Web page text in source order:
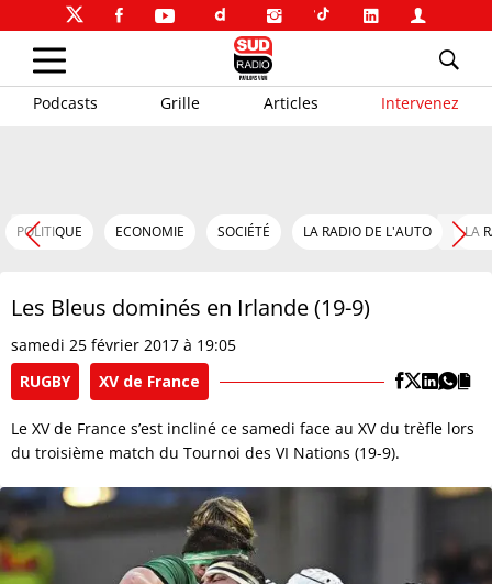
Podcasts Grille Articles Intervenez
POLITIQUE ECONOMIE SOCIÉTÉ LA RADIO DE L'AUTO LA
Les Bleus dominés en Irlande (19-9)
samedi 25 février 2017 à 19:05
RUGBY
XV de France
Le XV de France s’est incliné ce samedi face au XV du trèfle lors
du troisième match du Tournoi des VI Nations (19-9).